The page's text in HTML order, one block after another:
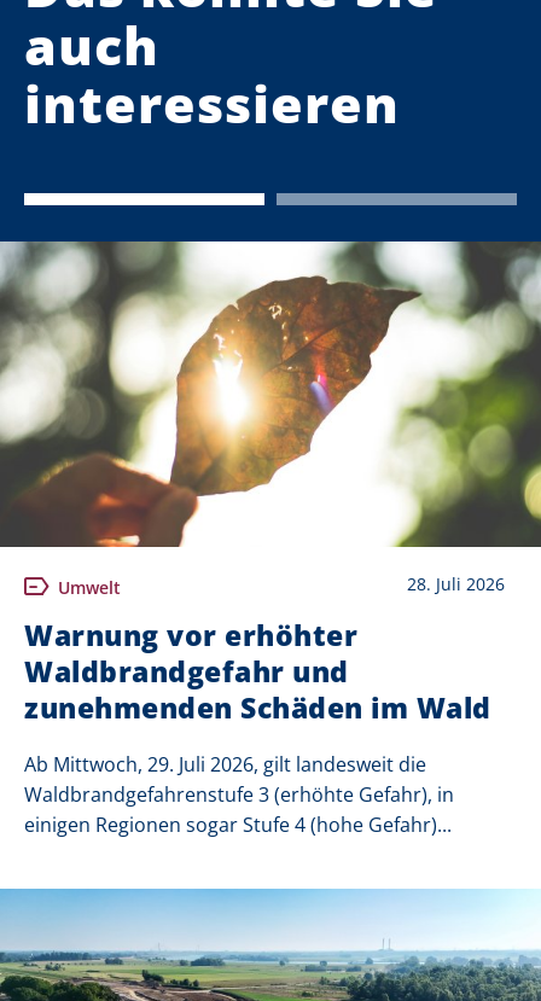
auch
interessieren
Umwelt 28. Juli 2026
Warnung vor erhöhter
Waldbrandgefahr und
zunehmenden Schäden im Wald
Ab Mittwoch, 29. Juli 2026, gilt landesweit die
Waldbrandgefahrenstufe 3 (erhöhte Gefahr), in
einigen Regionen sogar Stufe 4 (hohe Gefahr)...